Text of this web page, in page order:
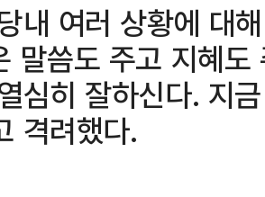
내 여러 상황에 대
말씀도 주고 지혜
심히 잘하신다. 지
격려했다.